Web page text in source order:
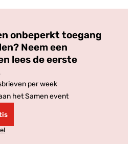
onbeperkt toegang
Neem een
lees de eerste
per week
het Samen event